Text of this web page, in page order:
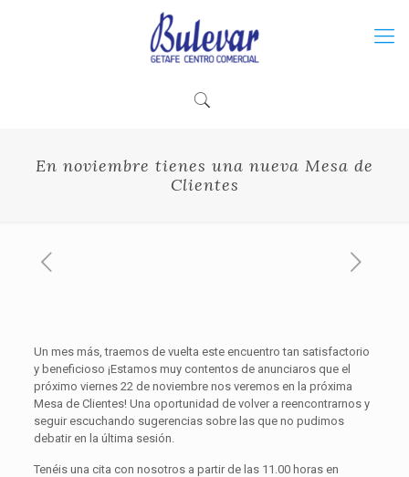
En noviembre tienes una nueva Mesa de
Clientes
Un mes más, traemos de vuelta este encuentro tan satisfactorio
y beneficioso ¡Estamos muy contentos de anunciaros que el
próximo viernes 22 de noviembre nos veremos en la próxima
Mesa de Clientes! Una oportunidad de volver a reencontrarnos y
seguir escuchando sugerencias sobre las que no pudimos
debatir en la última sesión.
Tenéis una cita con nosotros a partir de las 11.00 horas en